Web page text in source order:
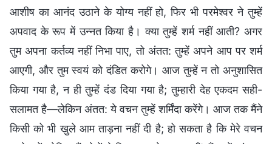
आशीष का आनंद उठाने के योग्य नहीं हो, फिर भी परमेश्वर ने तुम्हें
अपवाद के रूप में उन्नत किया है। क्या तुम्हें शर्म नहीं आती? अगर
तुम अपना कर्तव्य नहीं निभा पाए, तो अंतत: तुम्हें अपने आप पर शर्म
आएगी, और तुम स्वयं को दंडित करोगे। आज तुम्हें न तो अनुशासित
किया गया है, न ही तुम्हें दंड दिया गया है; तुम्हारी देह एकदम सही-
सलामत है—लेकिन अंतत: ये वचन तुम्हें शर्मिंदा करेंगे। आज तक मैंने
किसी को भी खुले आम ताड़ना नहीं दी है; हो सकता है कि मेरे वचन